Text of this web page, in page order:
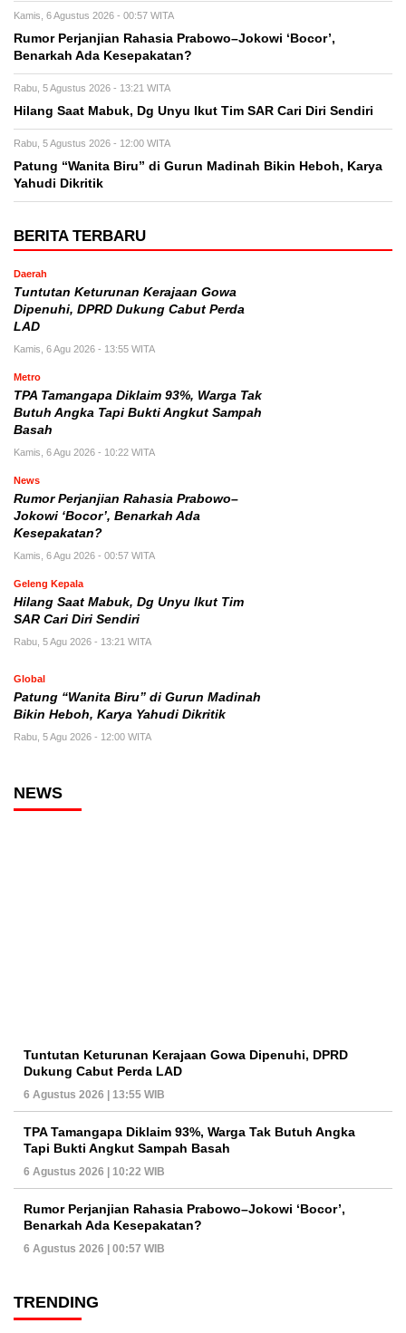
Kamis, 6 Agustus 2026 - 00:57 WITA
Rumor Perjanjian Rahasia Prabowo–Jokowi ‘Bocor’,
Benarkah Ada Kesepakatan?
Rabu, 5 Agustus 2026 - 13:21 WITA
Hilang Saat Mabuk, Dg Unyu Ikut Tim SAR Cari Diri Sendiri
Rabu, 5 Agustus 2026 - 12:00 WITA
Patung “Wanita Biru” di Gurun Madinah Bikin Heboh, Karya
Yahudi Dikritik
BERITA TERBARU
Daerah
Tuntutan Keturunan Kerajaan Gowa
Dipenuhi, DPRD Dukung Cabut Perda
LAD
Kamis, 6 Agu 2026 - 13:55 WITA
Metro
TPA Tamangapa Diklaim 93%, Warga Tak
Butuh Angka Tapi Bukti Angkut Sampah
Basah
Kamis, 6 Agu 2026 - 10:22 WITA
News
Rumor Perjanjian Rahasia Prabowo–
Jokowi ‘Bocor’, Benarkah Ada
Kesepakatan?
Kamis, 6 Agu 2026 - 00:57 WITA
Geleng Kepala
Hilang Saat Mabuk, Dg Unyu Ikut Tim
SAR Cari Diri Sendiri
Rabu, 5 Agu 2026 - 13:21 WITA
Global
Patung “Wanita Biru” di Gurun Madinah
Bikin Heboh, Karya Yahudi Dikritik
Rabu, 5 Agu 2026 - 12:00 WITA
NEWS
Tuntutan Keturunan Kerajaan Gowa Dipenuhi, DPRD
Dukung Cabut Perda LAD
6 Agustus 2026 | 13:55 WIB
TPA Tamangapa Diklaim 93%, Warga Tak Butuh Angka
Tapi Bukti Angkut Sampah Basah
6 Agustus 2026 | 10:22 WIB
Rumor Perjanjian Rahasia Prabowo–Jokowi ‘Bocor’,
Benarkah Ada Kesepakatan?
6 Agustus 2026 | 00:57 WIB
TRENDING